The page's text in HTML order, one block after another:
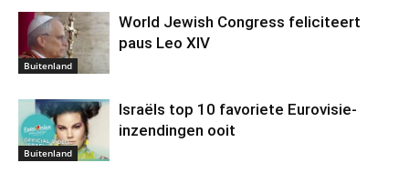
Buitenland
World Jewish Congress feliciteert
paus Leo XIV
Buitenland
Israëls top 10 favoriete Eurovisie-
inzendingen ooit